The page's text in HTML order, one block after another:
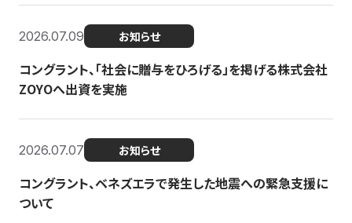
2026.07.09 お知らせ
コングラント、「社会に贈与をひろげる」を掲げる株式会社
ZOYOへ出資を実施
2026.07.07 お知らせ
コングラント、ベネズエラで発生した地震への緊急支援に
ついて